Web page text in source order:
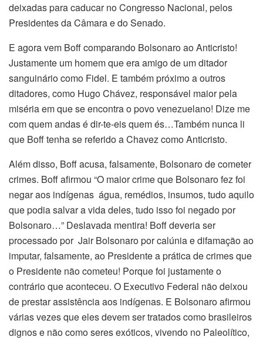
deixadas para caducar no Congresso Nacional, pelos
Presidentes da Câmara e do Senado.
E agora vem Boff comparando Bolsonaro ao Anticristo!
Justamente um homem que era amigo de um ditador
sanguinário como Fidel. E também próximo a outros
ditadores, como Hugo Chávez, responsável maior pela
miséria em que se encontra o povo venezuelano! Dize me
com quem andas é dir-te-eis quem és…Também nunca li
que Boff tenha se referido a Chavez como Anticristo.
Além disso, Boff acusa, falsamente, Bolsonaro de cometer
crimes. Boff afirmou “O maior crime que Bolsonaro fez foi
negar aos indígenas água, remédios, insumos, tudo aquilo
que podia salvar a vida deles, tudo isso foi negado por
Bolsonaro…” Deslavada mentira! Boff deveria ser
processado por Jair Bolsonaro por calúnia e difamação ao
imputar, falsamente, ao Presidente a prática de crimes que
o Presidente não cometeu! Porque foi justamente o
contrário que aconteceu. O Executivo Federal não deixou
de prestar assistência aos indígenas. E Bolsonaro afirmou
várias vezes que eles devem ser tratados como brasileiros
dignos e não como seres exóticos, vivendo no Paleolítico,